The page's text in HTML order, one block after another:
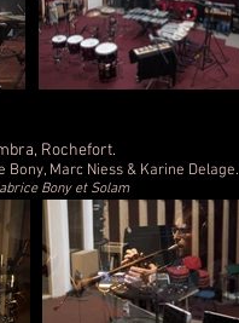
Rochefort.
Marc Niess & Karine Delage.
Bony et Solam